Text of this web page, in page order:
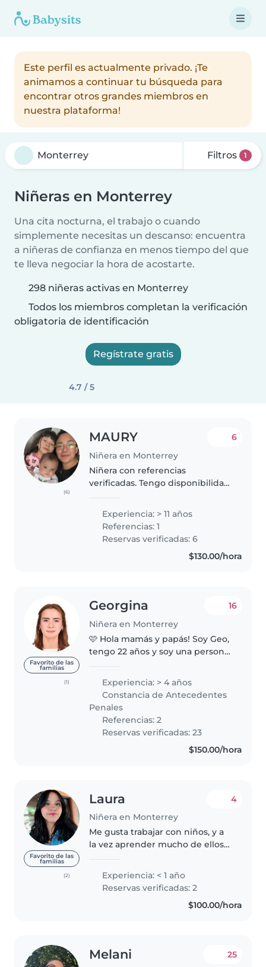
Este perfil es actualmente privado. ¡Te
animamos a continuar tu búsqueda para
encontrar otros grandes miembros en
nuestra plataforma!
Filtros 1
Niñeras en Monterrey
Una cita nocturna, el trabajo o cuando
simplemente necesitas un descanso: encuentra
a niñeras de confianza en menos tiempo del que
te lleva negociar la hora de acostarte.
298 niñeras activas en Monterrey
Todos los miembros completan la verificación
obligatoria de identificación
Regístrate gratis
4.7 / 5
(6)
MAURY
Niñera en Monterrey
6
Niñera con referencias
verificadas. Tengo disponibilidad
agenda. Soy una persona
responsable, paciente y cariñosa,
comprometida con la seguridad
Experiencia: > 11 años
Referencias: 1
Reservas verificadas: 6
$130.00/hora
Favorito de las
familias
(1)
Georgina
Niñera en Monterrey
16
🩷 Hola mamás y papás! Soy Geo,
tengo 22 años y soy una persona
niños y crear un ambiente
donde se sientan seguros,
felices..
Experiencia: > 4 años
Constancia de Antecedentes
Penales
Referencias: 2
Reservas verificadas: 23
$150.00/hora
Favorito de las
familias
(2)
Laura
Niñera en Monterrey
4
Me gusta trabajar con niños, y a
la vez aprender mucho de ellos
maestra de danza de baby ballet
y he hecho prácticas de
Experiencia: < 1 año
Reservas verificadas: 2
$100.00/hora
Melani 25